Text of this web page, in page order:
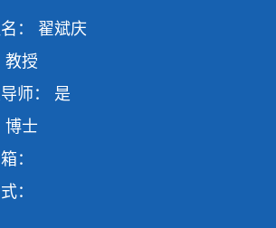
： 翟斌庆
教授
师： 是
博士
：
：